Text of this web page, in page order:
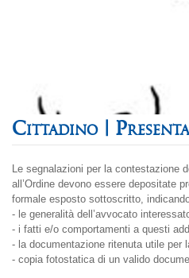
Le segnalazioni per la contestazione
all’Ordine devono essere depositate
formale esposto sottoscritto,
- le generalità dell’avvocato
- i fatti e/o comportamenti a questi
- la documentazione ritenuta utile per
- copia fotostatica di un valido